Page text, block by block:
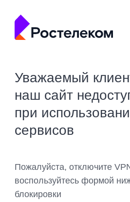
Уважаемый
наш сайт
при
сервисов
Пожалуйста, отключите
воспользуйтесь формой
блокировки